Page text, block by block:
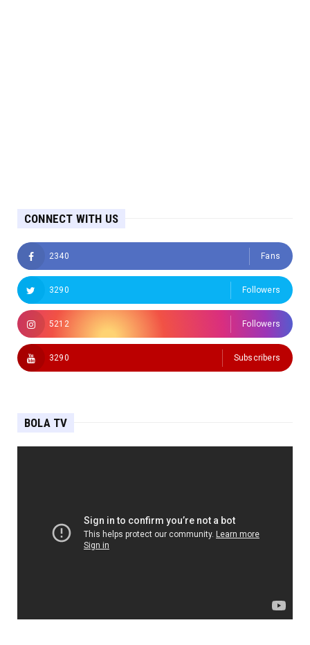
CONNECT WITH US
2340 Fans
3290 Followers
5212 Followers
3290 Subscribers
BOLA TV